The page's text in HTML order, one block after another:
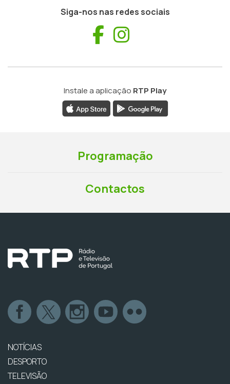
Siga-nos nas redes sociais
Facebook
Instale a aplicação RTP Play
Programação
Contactos
NOTÍCIAS
DESPORTO
TELEVISÃO